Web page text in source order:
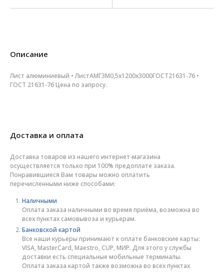
Описание
Лист алюминиевый • ЛистАМГ3М0,5х1200х3000ГОСТ21631-76 •
ГОСТ 21631-76 Цена по запросу.
Доставка и оплата
Доставка товаров из нашего интернет-магазина
осуществляется только при 100% предоплате заказа.
Понравившиеся Вам товары можно оплатить
перечисленными ниже способами:
Наличными
Оплата заказа наличными во время приёма, возможна во
всех пунктах самовывоза и курьерам.
Банковской картой
Все наши курьеры принимают к оплате банковские карты:
VISA, MasterCard, Maestro, CUP, МИР. Для этого у службы
доставки есть специальные мобильные терминалы.
Оплата заказа картой также возможна во всех пунктах